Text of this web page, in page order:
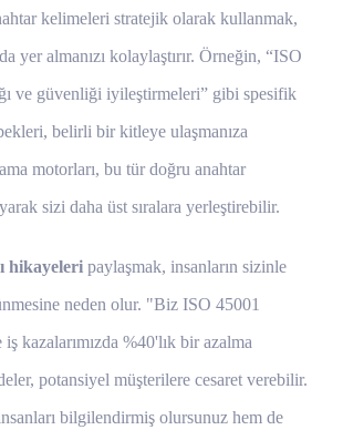
kelimeleri stratejik olarak kullanmak,
yer almanızı kolaylaştırır. Örneğin, “ISO
ve güvenliği iyileştirmeleri” gibi spesifik
belirli bir kitleye ulaşmanıza
motorları, bu tür doğru anahtar
sizi daha üst sıralara yerleştirebilir.
hikayeleri paylaşmak, insanların sizinle
neden olur. "Biz ISO 45001
kazalarımızda %40'lık bir azalma
potansiyel müşterilere cesaret verebilir.
bilgilendirmiş olursunuz hem de